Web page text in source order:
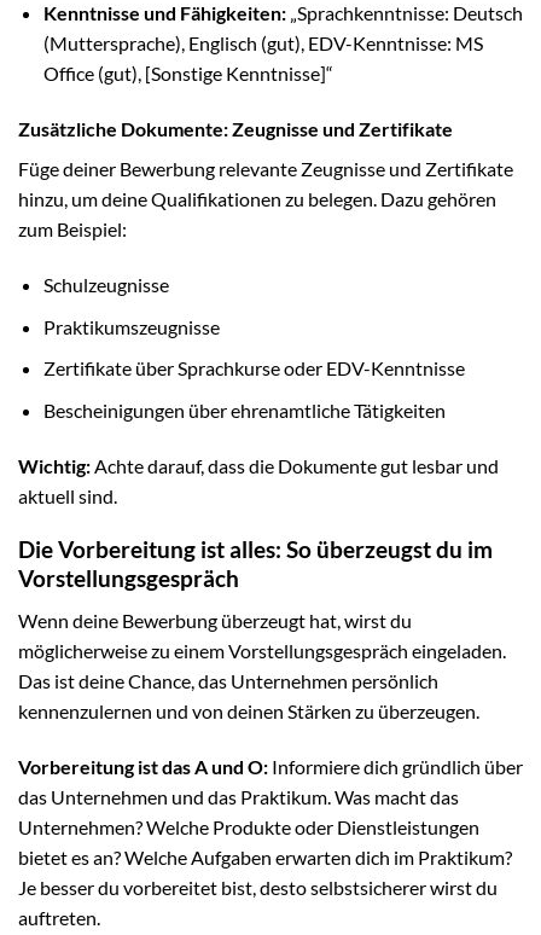
Kenntnisse und Fähigkeiten:„Sprachkenntnisse: Deutsch
(Muttersprache), Englisch (gut), EDV-Kenntnisse: MS
Office (gut), [Sonstige Kenntnisse]“
Zusätzliche Dokumente: Zeugnisse und Zertifikate
Füge deiner Bewerbung relevante Zeugnisse und Zertifikate
hinzu, um deine Qualifikationen zu belegen. Dazu gehören
zum Beispiel:
Schulzeugnisse
Praktikumszeugnisse
Zertifikate über Sprachkurse oder EDV-Kenntnisse
Bescheinigungen über ehrenamtliche Tätigkeiten
Wichtig: Achte darauf, dass die Dokumente gut lesbar und
aktuell sind.
Die Vorbereitung ist alles: So überzeugst du im
Vorstellungsgespräch
Wenn deine Bewerbung überzeugt hat, wirst du
möglicherweise zu einem Vorstellungsgespräch eingeladen.
Das ist deine Chance, das Unternehmen persönlich
kennenzulernen und von deinen Stärken zu überzeugen.
Vorbereitung ist das A und O: Informiere dich gründlich über
das Unternehmen und das Praktikum. Was macht das
Unternehmen? Welche Produkte oder Dienstleistungen
bietet es an? Welche Aufgaben erwarten dich im Praktikum?
Je besser du vorbereitet bist, desto selbstsicherer wirst du
auftreten.